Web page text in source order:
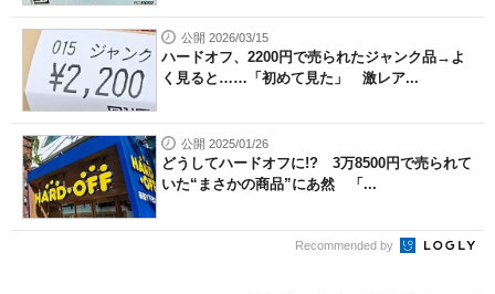
公開 2026/03/15
ハードオフ、2200円で売られたジャンク品→よ
く見ると……「初めて見た」 激レア...
公開 2025/01/26
どうしてハードオフに!? 3万8500円で売られて
いた“まさかの商品”にあ然 「...
Recommended by